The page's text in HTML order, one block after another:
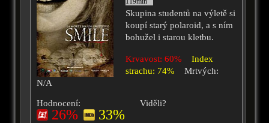
Skupina studentů na výletě si
koupí starý polaroid, a s ním
bohužel i starou kletbu.
Krvavost: 60%
Index
strachu: 74%
Mrtvých:
N/A
Hodnocení:
26% 33%
Viděli?